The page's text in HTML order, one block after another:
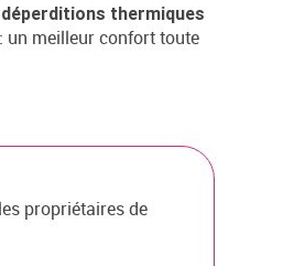
thermiques
un meilleur confort toute
propriétaires de